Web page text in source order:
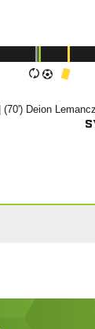
| (70') 